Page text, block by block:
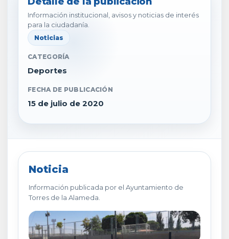
Información institucional, avisos y noticias de interés
para la ciudadanía.
Noticias
CATEGORÍA
Deportes
FECHA DE PUBLICACIÓN
15 de julio de 2020
Noticia
Información publicada por el Ayuntamiento de
Torres de la Alameda.